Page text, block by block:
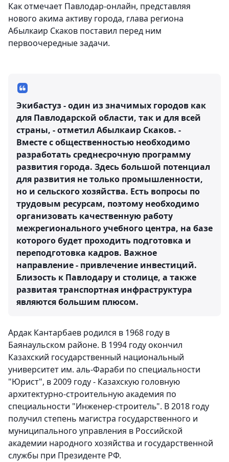
Как отмечает Павлодар-онлайн, представляя
нового акима активу города, глава региона
Абылкаир Скаков поставил перед ним
первоочередные задачи.
Экибастуз - один из значимых городов как
для Павлодарской области, так и для всей
страны, - отметил Абылкаир Скаков. -
Вместе с общественностью необходимо
разработать среднесрочную программу
развития города. Здесь большой потенциал
для развития не только промышленности,
но и сельского хозяйства. Есть вопросы по
трудовым ресурсам, поэтому необходимо
организовать качественную работу
межрегионального учебного центра, на базе
которого будет проходить подготовка и
переподготовка кадров. Важное
направление - привлечение инвестиций.
Близость к Павлодару и столице, а также
развитая транспортная инфраструктура
являются большим плюсом.
Ардак Кантарбаев родился в 1968 году в
Баянаульском районе. В 1994 году окончил
Казахский государственный национальный
университет им. аль-Фараби по специальности
"Юрист", в 2009 году - Казахскую головную
архитектурно-строительную академия по
специальности "Инженер-строитель". В 2018 году
получил степень магистра государственного и
муниципального управления в Российской
академии народного хозяйства и государственной
службы при Президенте РФ.